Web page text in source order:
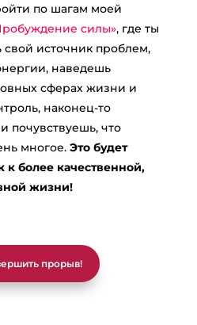
по шагам моей
силы», где ты
источник проблем,
наведешь
сферах жизни и
наконец-то
почувствуешь, что
многое. Это будет
к более качественной,
жизни!
прорыв!